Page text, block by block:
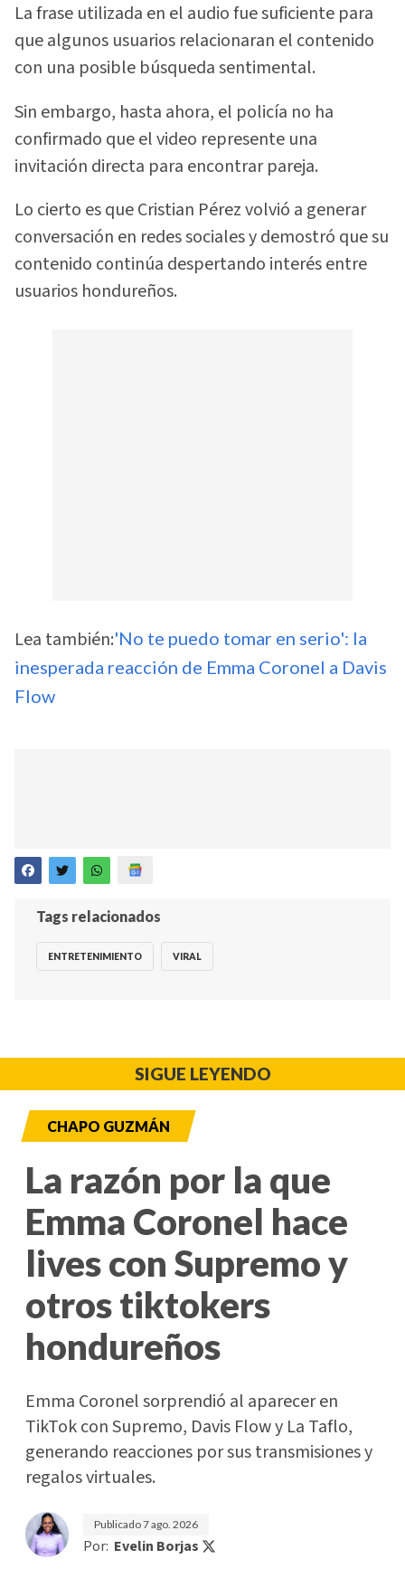
La frase utilizada en el audio fue suficiente para
que algunos usuarios relacionaran el contenido
con una posible búsqueda sentimental.
Sin embargo, hasta ahora, el policía no ha
confirmado que el video represente una
invitación directa para encontrar pareja.
Lo cierto es que Cristian Pérez volvió a generar
conversación en redes sociales y demostró que su
contenido continúa despertando interés entre
usuarios hondureños.
Lea también:'No te puedo tomar en serio': la
inesperada reacción de Emma Coronel a Davis
Flow
Tags relacionados
ENTRETENIMIENTO VIRAL
SIGUE LEYENDO
CHAPO GUZMÁN
La razón por la que
Emma Coronel hace
lives con Supremo y
otros tiktokers
hondureños
Emma Coronel sorprendió al aparecer en
TikTok con Supremo, Davis Flow y La Taflo,
generando reacciones por sus transmisiones y
regalos virtuales.
Publicado7 ago. 2026
Por: Evelin Borjas